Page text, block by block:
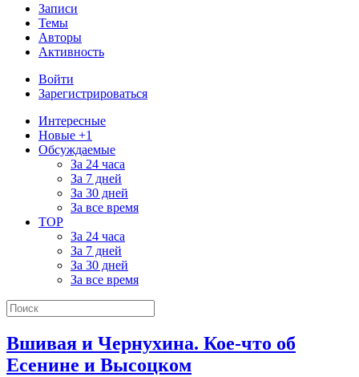
Записи
Темы
Авторы
Активность
Войти
Зарегистрироваться
Интересные
Новые +1
Обсуждаемые
За 24 часа
За 7 дней
За 30 дней
За все время
TOP
За 24 часа
За 7 дней
За 30 дней
За все время
Вшивая и Чернухина. Кое-что об
Есенине и Высоцком